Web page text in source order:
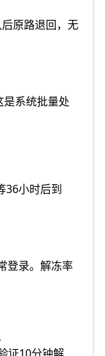
原路退回，无
是系统批量处
36小时后到
登录。解冻率